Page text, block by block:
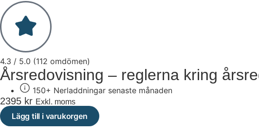
4.3 / 5.0 (112 omdömen)
Årsredovisning – reglerna kring
150+ Nerladdningar senaste månaden
2395 kr Exkl. moms
Lägg till i varukorgen